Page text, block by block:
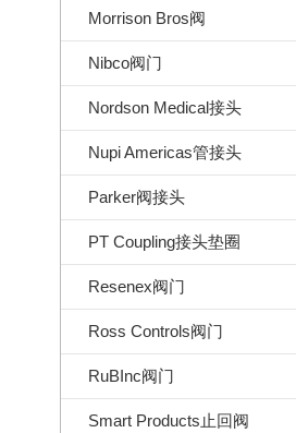
Morrison Bros阀
Nibco阀门
Nordson Medical接头
Nupi Americas管接头
Parker阀接头
PT Coupling接头垫圈
Resenex阀门
Ross Controls阀门
RuBInc阀门
Smart Products止回阀